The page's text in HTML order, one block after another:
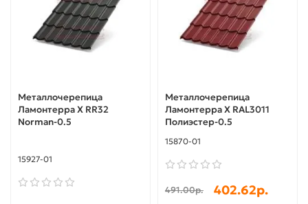
Металлочерепица
Ламонтерра X RR32
Norman-0.5
15927-01
Металлочерепица
Ламонтерра X RAL3011
Полиэстер-0.5
15870-01
491.00р. 402.62р.